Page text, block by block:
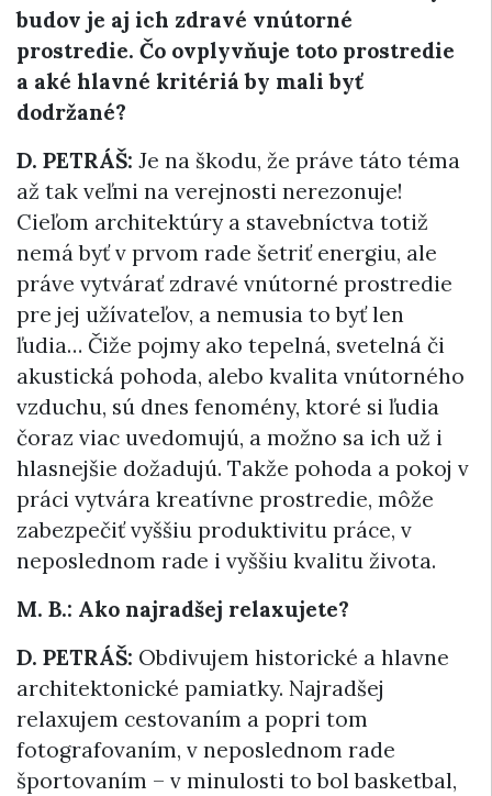
budov je aj ich zdravé vnútorné
prostredie. Čo ovplyvňuje toto prostredie
a aké hlavné kritériá by mali byť
dodržané?
D. PETRÁŠ: Je na škodu, že práve táto téma
až tak veľmi na verejnosti nerezonuje!
Cieľom architektúry a stavebníctva totiž
nemá byť v prvom rade šetriť energiu, ale
práve vytvárať zdravé vnútorné prostredie
pre jej užívateľov, a nemusia to byť len
ľudia… Čiže pojmy ako tepelná, svetelná či
akustická pohoda, alebo kvalita vnútorného
vzduchu, sú dnes fenomény, ktoré si ľudia
čoraz viac uvedomujú, a možno sa ich už i
hlasnejšie dožadujú. Takže pohoda a pokoj v
práci vytvára kreatívne prostredie, môže
zabezpečiť vyššiu produktivitu práce, v
neposlednom rade i vyššiu kvalitu života.
M. B.: Ako najradšej relaxujete?
D. PETRÁŠ: Obdivujem historické a hlavne
architektonické pamiatky. Najradšej
relaxujem cestovaním a popri tom
fotografovaním, v neposlednom rade
športovaním – v minulosti to bol basketbal,